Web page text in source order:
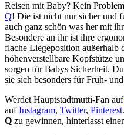
Reisen mit Baby? Kein
Q! Die ist nicht nur sicher und
auch ganz schön was her mit
Besondere an ihr ist ihre
flache Liegeposition außerhalb
höhenverstellbare Kopfstütze
sorgen für Babys Sicherheit.
sie sich besonders für Früh-
Werdet Hauptstadtmutti-Fan auf
aufInstagram, Twitter, Pinterest
Q zu gewinnen, hinterlasst